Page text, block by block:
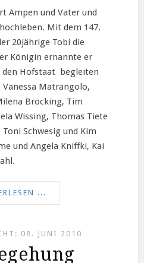
Ampen und Vater und
Mit dem 147.
20jährige Tobi die
Königin ernannte er
den Hofstaat begleiten
Matrangolo,
Bröcking, Tim
Wissing, Thomas Tiete
Schwesig und Kim
und Angela Kniffki, Kai
...
08. JUNI 2010